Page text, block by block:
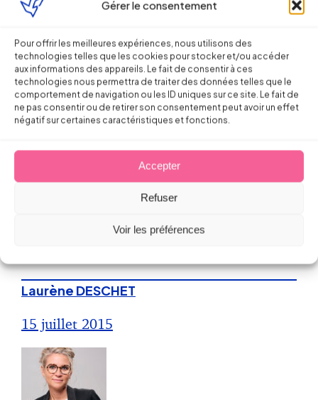
Gérer le consentement
Pour offrir les meilleures expériences, nous utilisons des
technologies telles que les cookies pour stocker et/ou accéder
aux informations des appareils. Le fait de consentir à ces
technologies nous permettra de traiter des données telles que le
comportement de navigation ou les ID uniques sur ce site. Le fait de
ne pas consentir ou de retirer son consentement peut avoir un effet
négatif sur certaines caractéristiques et fonctions.
Accepter
Refuser
Voir les préférences
Sébastien MILLET
15 juillet 2015
Prime à l’embauche du 1er salarié –
Laurène DESCHET
15 juillet 2015